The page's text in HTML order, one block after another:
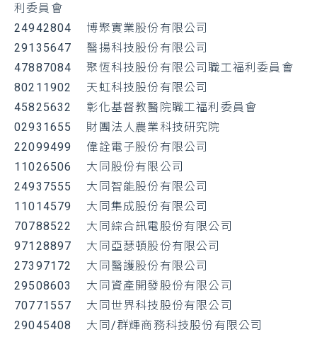
利委員會
24942804
博聚實業股份有限公司
29135647 醫揚科技股份有限公司
47887084
聚恆科技股份有限公司職工福利委員會
80211902
天虹科技股份有限公司
45825632
彰化基督教醫院職工福利委員會
02931655
財團法人農業科技研究院
22099499
偉詮電子股份有限公司
11026506
大同股份有限公司
24937555 大同智能股份有限公司
11014579 大同集成股份有限公司
70788522 大同綜合訊電股份有限公司
97128897 大同亞瑟頓股份有限公司
27397172 大同醫護股份有限公司
29508603 大同資產開發股份有限公司
70771557 大同世界科技股份有限公司
29045408 大同/群輝商務科技股份有限公司